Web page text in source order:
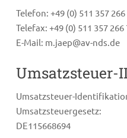
Telefon: +49 (0) 511 357 266
Telefax: +49 (0) 511 357 266
E-Mail: m.jaep@av-nds.de
Umsatzsteuer-
Umsatzsteuer-
Umsatzsteuergesetz:
DE115668694